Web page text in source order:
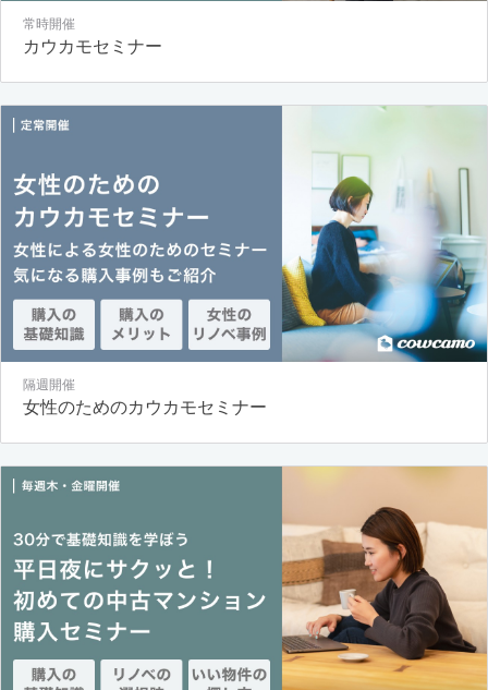
常時開催
カウカモセミナー
隔週開催
女性のためのカウカモセミナー